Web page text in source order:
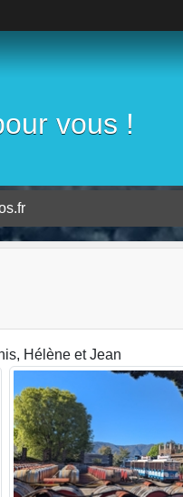
vous !
Hélène et Jean